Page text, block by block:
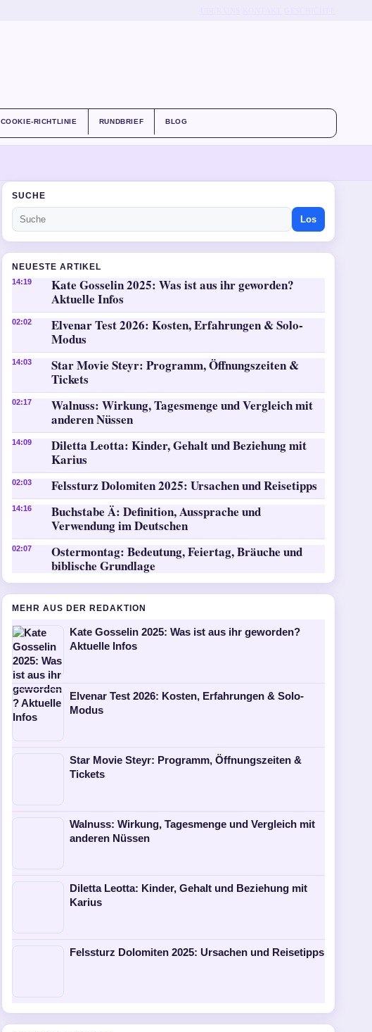
COOKIE-RICHTLINIE RUNDBRIEF BLOG
SUCHE
Los
NEUESTE ARTIKEL
14:19
Kate Gosselin 2025: Was ist aus ihr geworden?
Aktuelle Infos
02:02
Elvenar Test 2026: Kosten, Erfahrungen & Solo-
Modus
14:03
Star Movie Steyr: Programm, Öffnungszeiten &
Tickets
02:17
Walnuss: Wirkung, Tagesmenge und Vergleich mit
anderen Nüssen
14:09
Diletta Leotta: Kinder, Gehalt und Beziehung mit
Karius
02:03 Felssturz Dolomiten 2025: Ursachen und Reisetipps
14:16
Buchstabe Ä: Definition, Aussprache und
Verwendung im Deutschen
02:07
Ostermontag: Bedeutung, Feiertag, Bräuche und
biblische Grundlage
MEHR AUS DER REDAKTION
Kate Gosselin 2025: Was ist aus ihr geworden?
Aktuelle Infos
Elvenar Test 2026: Kosten, Erfahrungen & Solo-
Modus
Star Movie Steyr: Programm, Öffnungszeiten &
Tickets
Walnuss: Wirkung, Tagesmenge und Vergleich mit
anderen Nüssen
Diletta Leotta: Kinder, Gehalt und Beziehung mit
Karius
Felssturz Dolomiten 2025: Ursachen und Reisetipps